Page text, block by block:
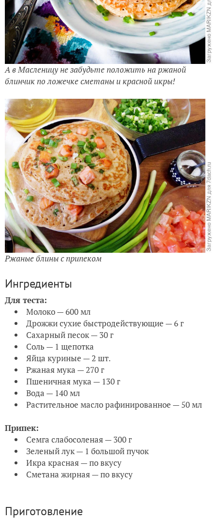
А в Масленицу не забудьте положить на ржаной
блинчик по ложечке сметаны и красной икры!
Ржаные блины с припеком
Ингредиенты
Для теста:
Молоко — 600 мл
Дрожжи сухие быстродействующие — 6 г
Сахарный песок — 30 г
Соль — 1 щепотка
Яйца куриные — 2 шт.
Ржаная мука — 270 г
Пшеничная мука — 130 г
Вода — 140 мл
Растительное масло рафинированное — 50 мл
Припек:
Семга слабосоленая — 300 г
Зеленый лук — 1 большой пучок
Икра красная — по вкусу
Сметана жирная — по вкусу
Приготовление